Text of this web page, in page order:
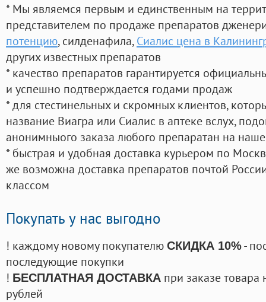
* Мы являемся первым и единственным на
представителем по продаже препаратов
потенцию, силденафила, Сиалис цена в
других известных препаратов
* качество препаратов гарантируется
и успешно подтверждается годами продаж
* для стестинельных и скромных клиентов,
название Виагра или Сиалис в аптеке вслух,
анонимныого заказа любого препаратан на
* быстрая и удобная доставка курьером по
же возможна доставка препаратов почтой
классом
Покупать у нас выгодно
! каждому новому покупателю СКИДКА 10%-
последующие покупки
! БЕСПЛАТНАЯ ДОСТАВКА при заказе
рублей